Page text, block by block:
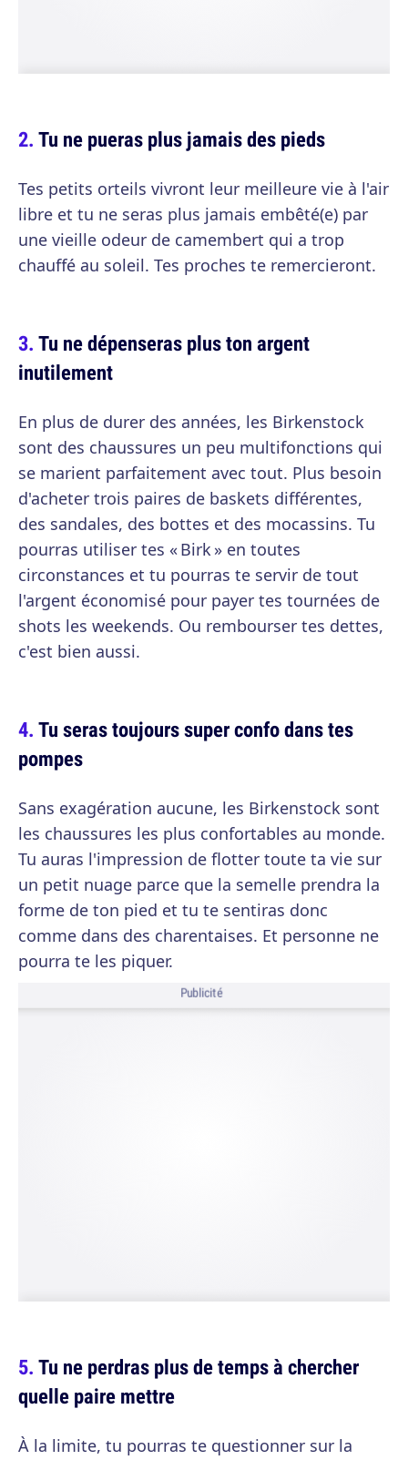
Tu ne pueras plus jamais des pieds
Tes petits orteils vivront leur meilleure vie à l'air
libre et tu ne seras plus jamais embêté(e) par
une vieille odeur de camembert qui a trop
chauffé au soleil. Tes proches te remercieront.
Tu ne dépenseras plus ton argent
inutilement
En plus de durer des années, les Birkenstock
sont des chaussures un peu multifonctions qui
se marient parfaitement avec tout. Plus besoin
d'acheter trois paires de baskets différentes,
des sandales, des bottes et des mocassins. Tu
pourras utiliser tes « Birk » en toutes
circonstances et tu pourras te servir de tout
l'argent économisé pour payer tes tournées de
shots les weekends. Ou rembourser tes dettes,
c'est bien aussi.
Tu seras toujours super confo dans tes
pompes
Sans exagération aucune, les Birkenstock sont
les chaussures les plus confortables au monde.
Tu auras l'impression de flotter toute ta vie sur
un petit nuage parce que la semelle prendra la
forme de ton pied et tu te sentiras donc
comme dans des charentaises. Et personne ne
pourra te les piquer.
Publicité
Tu ne perdras plus de temps à chercher
quelle paire mettre
À la limite, tu pourras te questionner sur la